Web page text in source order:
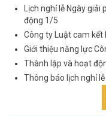
Lịch nghỉ lễ Ngày
động 1/5
Công ty Luật cam
Giới thiệu năng lực
Thành lập và hoạt
Thông báo lịch nghỉ